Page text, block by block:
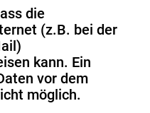
die
(z.B. bei der
kann. Ein
vor dem
möglich.